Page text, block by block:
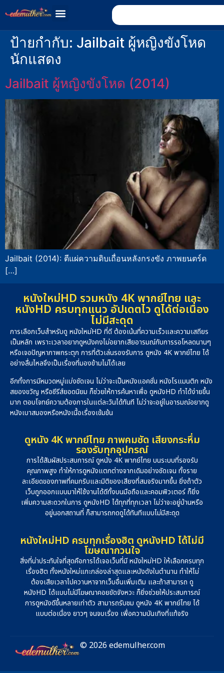
ป้ายกำกับ: Jailbait ผู้หญิงขังโหด
นักแสดง
Jailbait ผู้หญิงขังโหด (2014)
Jailbait (2014): ตีแผ่ความดิบเถื่อนหลังกรงขัง ภาพยนตร์ด
[…]
หนังใหม่HD รวมหนัง 4K พากย์ไทย และ
หนังHD ครบทุกแนว อัปเดตไว ดูได้ต่อเนื่อง
ไม่มีสะดุด
การเลือกเว็บสำหรับดู หนังใหม่HD ที่ดี ต้องเน้นที่ความเร็วและความเสถียร
เป็นหลัก เพราะเวลาอยากดูหนังคงไม่อยากเสียอารมณ์กับการรอโหลดนานๆ
หรือเจอปัญหาภาพกระตุก การที่ตัวเล่นรองรับการ ดูหนัง 4K พากย์ไทย ได้
อย่างลื่นไหลจึงเป็นเรื่องที่มองข้ามไม่ได้เลย
อีกทั้งการมีหมวดหมู่แบ่งชัดเจน ไม่ว่าจะเป็นหนังแอคชั่น หนังโรแมนติก หนัง
สยองขวัญ หรือซีรีส์ยอดนิยม ก็ช่วยให้การค้นหาเพื่อ ดูหนังHD ทำได้ง่ายขึ้น
มาก ตอบโจทย์ความต้องการในแต่ละวันได้ทันที ไม่ว่าจะอยู่ในอารมณ์อยากดู
หนังเบาสมองหรือหนังเนื้อเรื่องเข้มข้น
ดูหนัง 4K พากย์ไทย ภาพคมชัด เสียงกระหึ่ม
รองรับทุกอุปกรณ์
การได้สัมผัสประสบการณ์ ดูหนัง 4K พากย์ไทย บนระบบที่รองรับ
คุณภาพสูง ทำให้การดูหนังแตกต่างจากเดิมอย่างชัดเจน ทั้งราย
ละเอียดของภาพที่คมกริบและมิติของเสียงที่สมจริงมากขึ้น ยิ่งถ้าตัว
เว็บถูกออกแบบมาให้ใช้งานได้ดีทั้งบนมือถือและคอมพิวเตอร์ ก็ยิ่ง
เพิ่มความสะดวกในการ ดูหนังHD ได้ทุกที่ทุกเวลา ไม่ว่าจะอยู่บ้านหรือ
อยู่นอกสถานที่ ก็สามารถกดดูได้ทันทีแบบไม่มีสะดุด
หนังใหม่HD ครบทุกเรื่องฮิต ดูหนังHD ได้ไม่มี
โฆษณากวนใจ
สิ่งที่น่าประทับใจที่สุดคือการได้เจอเว็บที่มี หนังใหม่HD ให้เลือกครบทุก
เรื่องฮิต ทั้งหนังใหม่แกะกล่องล่าสุดและหนังดังในตำนาน ทำให้ไม่
ต้องเสียเวลาไปควานหาจากเว็บอื่นเพิ่มเติม และถ้าสามารถ ดู
หนังHD ได้แบบไม่มีโฆษณาคอยขัดจังหวะ ก็ยิ่งช่วยให้ประสบการณ์
การดูหนังดีขึ้นหลายเท่าตัว สามารถรับชม ดูหนัง 4K พากย์ไทย ได้
แบบต่อเนื่อง ยาวๆ จนจบเรื่อง เพื่อความบันเทิงที่แท้จริง
© 2026 edemulher.com